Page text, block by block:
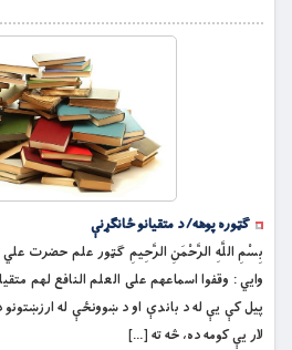
ګټوره پوهه/ د متقیانو ځانګړنې
بِسْمِ اللَّهِ الرَّحْمَنِ الرَّحِيمِ ګټور علم حضرت علي
وايي : وقفوا اسماعهم على العلم النافع لهم
پيل کې يې له د باندې او د ښوونځې له
لار يې کومه ده، څه ته […]